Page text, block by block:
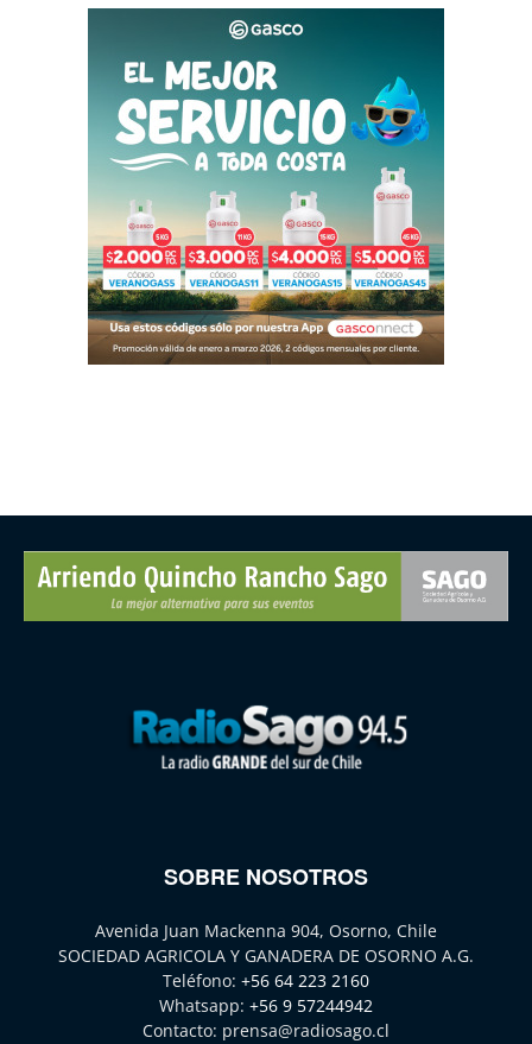
SOBRE NOSOTROS
Avenida Juan Mackenna 904, Osorno, Chile
SOCIEDAD AGRICOLA Y GANADERA DE OSORNO A.G.
Teléfono: +56 64 223 2160
Whatsapp: +56 9 57244942
Contacto: prensa@radiosago.cl